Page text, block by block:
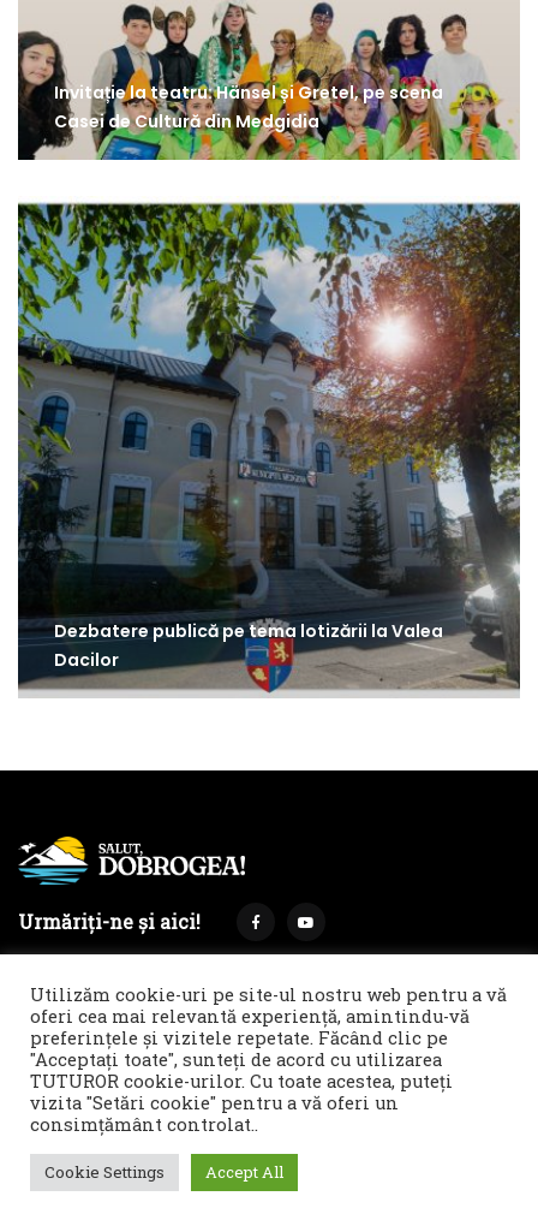
Invitație la teatru: Hänsel și Gretel, pe scena
Casei de Cultură din Medgidia
Dezbatere publică pe tema lotizării la Valea
Dacilor
Urmăriți-ne și aici!
Termeni și condiții
Politica de cookies & GDPR
Noi îți facem reclamă!
© 2021 Salut, Dobrogea! - Ziar de informare și atitudine || E-
Utilizăm cookie-uri pe site-ul nostru web pentru a vă
oferi cea mai relevantă experiență, amintindu-vă
preferințele și vizitele repetate. Făcând clic pe
"Acceptați toate", sunteți de acord cu utilizarea
TUTUROR cookie-urilor. Cu toate acestea, puteți
vizita "Setări cookie" pentru a vă oferi un
consimțământ controlat..
Cookie Settings Accept All